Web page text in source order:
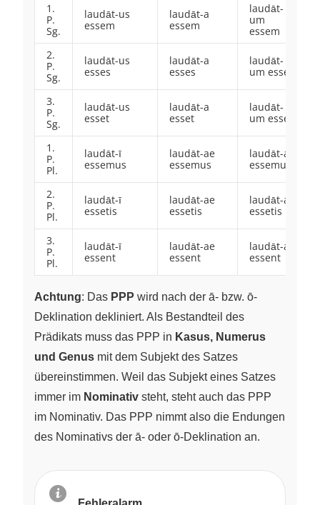
1.
P.
Sg.
laudāt-us
essem
laudāt-a
essem
laudāt-
um
essem
2.
P.
Sg.
laudāt-us
esses
laudāt-a
esses
laudāt-
um esses
3.
P.
Sg.
laudāt-us
esset
laudāt-a
esset
laudāt-
um esset
1.
P.
Pl.
laudāt-ī
essemus
laudāt-ae
essemus
laudāt-a
essemus
2.
P.
Pl.
laudāt-ī
essetis
laudāt-ae
essetis
laudāt-a
essetis
3.
P.
Pl.
laudāt-ī
essent
laudāt-ae
essent
laudāt-a
essent
Achtung: Das PPP wird nach der ā- bzw. ō-
Deklination dekliniert. Als Bestandteil des
Prädikats muss das PPP in Kasus, Numerus
und Genus mit dem Subjekt des Satzes
übereinstimmen. Weil das Subjekt eines Satzes
immer im Nominativ steht, steht auch das PPP
im Nominativ. Das PPP nimmt also die Endungen
des Nominativs der ā- oder ō-Deklination an.